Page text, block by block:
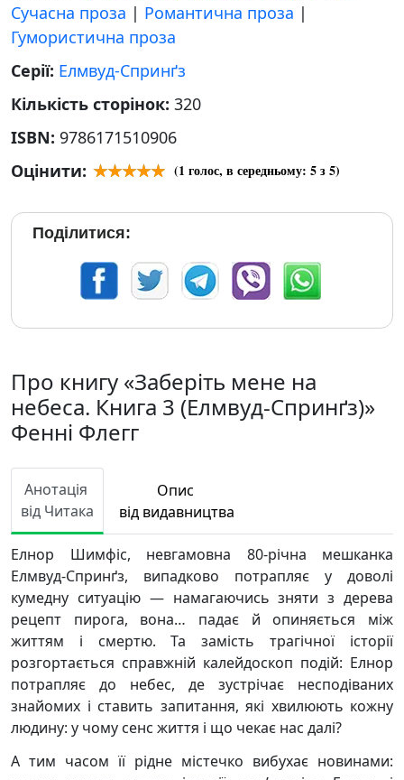
Сучасна проза | Романтична проза |
Гумористична проза
Серії: Елмвуд-Спринґз
Кількість сторінок: 320
ISBN: 9786171510906
Оцінити:
(1 голос, в середньому: 5з 5)
Поділитися:
Про книгу «Заберіть мене на
небеса. Книга 3 (Елмвуд-Спринґз)»
Фенні Флегг
Анотація
від Читака
Опис
від видавництва
Елнор Шимфіс, невгамовна 80-річна мешканка
Елмвуд-Спринґз, випадково потрапляє у доволі
кумедну ситуацію — намагаючись зняти з дерева
рецепт пирога, вона… падає й опиняється між
життям і смертю. Та замість трагічної історії
розгортається справжній калейдоскоп подій: Елнор
потрапляє до небес, де зустрічає несподіваних
знайомих і ставить запитання, які хвилюють кожну
людину: у чому сенс життя і що чекає нас далі?
А тим часом її рідне містечко вибухає новинами: